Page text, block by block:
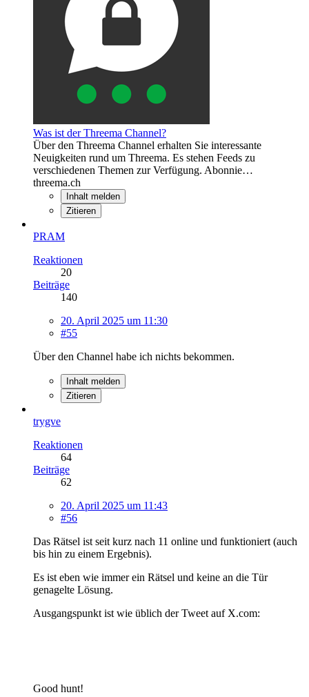
Was ist der Threema Channel?
Über den Threema Channel erhalten Sie interessante
Neuigkeiten rund um Threema. Es stehen Feeds zu
verschiedenen Themen zur Verfügung. Abonnie…
threema.ch
Inhalt melden
Zitieren
PRAM
Reaktionen
20
Beiträge
140
20. April 2025 um 11:30
#55
Über den Channel habe ich nichts bekommen.
Inhalt melden
Zitieren
trygve
Reaktionen
64
Beiträge
62
20. April 2025 um 11:43
#56
Das Rätsel ist seit kurz nach 11 online und funktioniert (auch
bis hin zu einem Ergebnis).
Es ist eben wie immer ein Rätsel und keine an die Tür
genagelte Lösung.
Ausgangspunkt ist wie üblich der Tweet auf X.com:
Good hunt!